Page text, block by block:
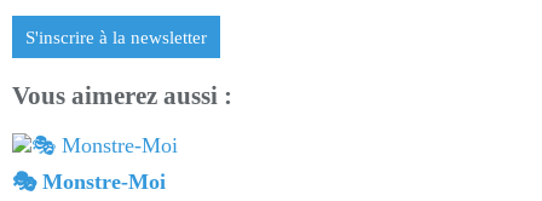
S'inscrire à la newsletter
Vous aimerez aussi :
🎭 Monstre-Moi